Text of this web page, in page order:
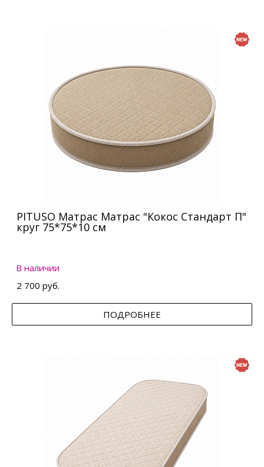
PITUSO Матрас Матрас "Кокос Стандарт П"
круг 75*75*10 см
В наличии
2 700 руб.
ПОДРОБНЕЕ